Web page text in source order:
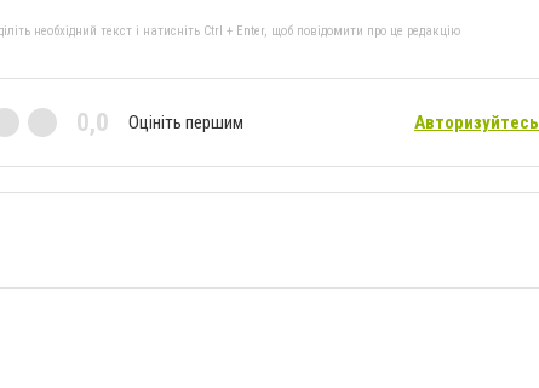
необхідний текст і натисніть Ctrl + Enter, щоб повідомити про це редакцію
0,0 Оцініть першим Авторизуйтесь